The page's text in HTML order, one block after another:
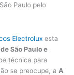
Paulo pelo
Electrolux esta
São Paulo e
técnica para
se preocupe, a A